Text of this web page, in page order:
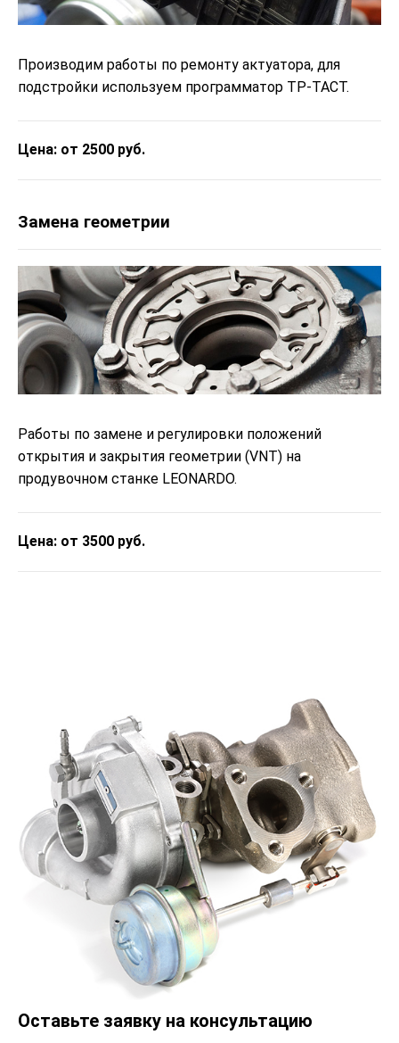
Производим работы по ремонту актуатора, для
подстройки используем программатор ТР-ТАСТ.
Цена: от 2500 руб.
Замена геометрии
Работы по замене и регулировки положений
открытия и закрытия геометрии (VNT) на
продувочном станке LEONARDO.
Цена: от 3500 руб.
Оставьте заявку на консультацию